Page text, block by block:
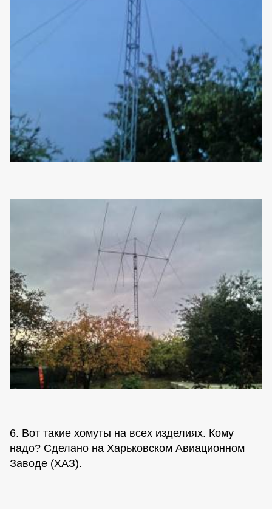
6. Вот такие хомуты на всех изделиях. Кому
надо? Сделано на Харьковском Авиационном
Заводе (ХАЗ).